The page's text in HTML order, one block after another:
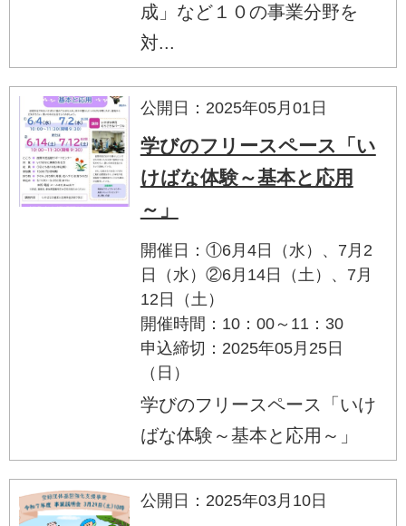
成」など１０の事業分野を
対...
公開日：2025年05月01日
学びのフリースペース「い
けばな体験～基本と応用
～」
開催日：①6月4日（水）、7月2
日（水）②6月14日（土）、7月
12日（土）
開催時間：10：00～11：30
申込締切：2025年05月25日
（日）
学びのフリースペース「いけ
ばな体験～基本と応用～」
公開日：2025年03月10日